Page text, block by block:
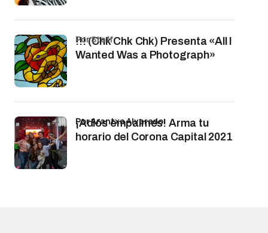
!!! (Chk Chk Chk) Presenta «All I
Wanted Was a Photograph»
por Staff
¡Adiós empalmes! Arma tu
horario del Corona Capital 2021
por Arantxa Alvarado